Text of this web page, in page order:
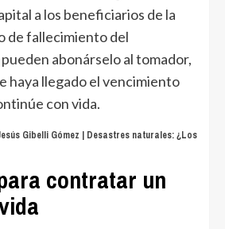
a los beneficiarios de la
de fallecimiento del
abonárselo al tomador,
haya llegado el vencimiento
con vida.
Gibelli Gómez | Desastres naturales: ¿Los
contratar un